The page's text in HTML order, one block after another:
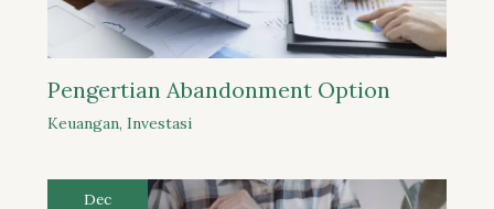
Pengertian Abandonment Option
Keuangan, Investasi
Dec